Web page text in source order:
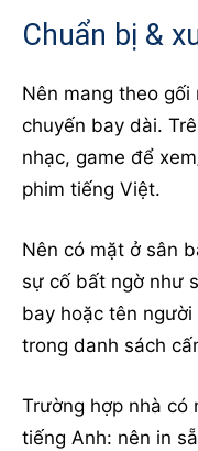
Chuẩn bị &
Nên mang theo
chuyến bay dài.
nhạc, game để
phim tiếng Việt.
Nên có mặt ở sân
sự cố bất ngờ như
bay hoặc tên
trong danh sách
Trường hợp nhà có
tiếng Anh: nên in